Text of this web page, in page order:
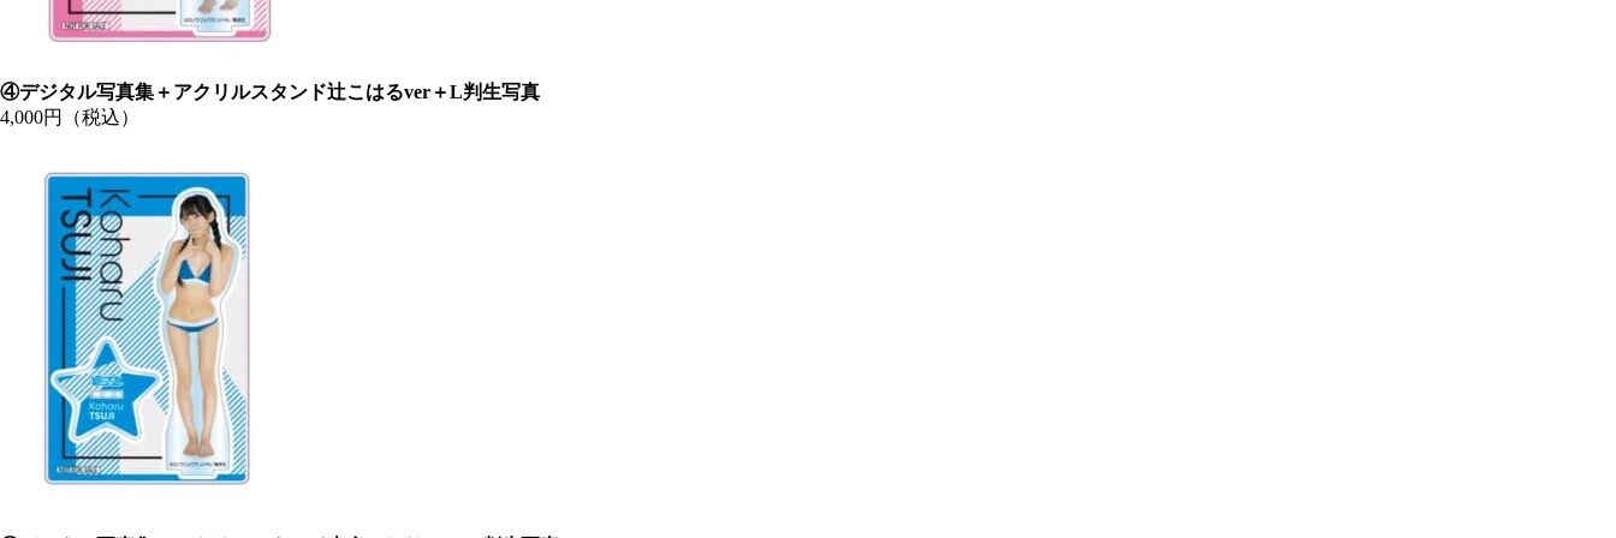
④デジタル写真集＋アクリルスタンド辻こはるver＋L判生写真
4,000円（税込）